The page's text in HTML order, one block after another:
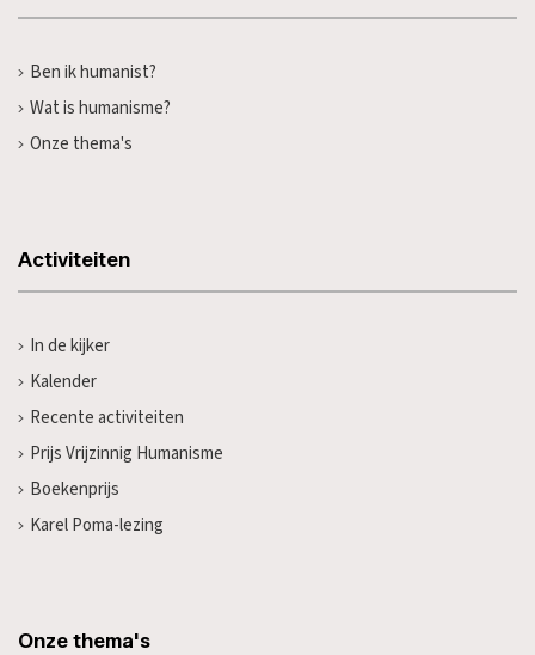
Ben ik humanist?
Wat is humanisme?
Onze thema's
Activiteiten
In de kijker
Kalender
Recente activiteiten
Prijs Vrijzinnig Humanisme
Boekenprijs
Karel Poma-lezing
Onze thema's